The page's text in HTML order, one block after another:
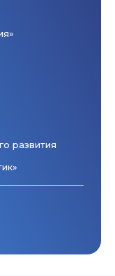
развития